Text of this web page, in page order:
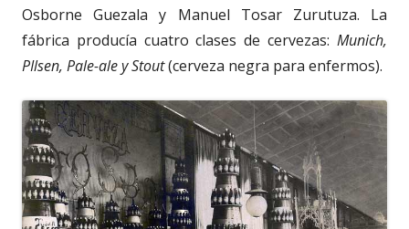
Osborne Guezala y Manuel Tosar Zurutuza. La
fábrica producía cuatro clases de cervezas: Munich,
PIlsen, Pale-ale y Stout(cerveza negra para enfermos).